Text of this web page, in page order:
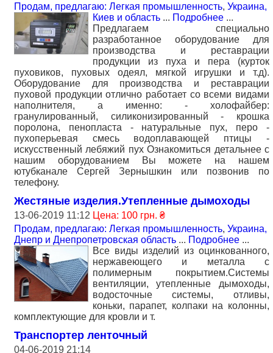
Продам, предлагаю: Легкая промышленность, Украина,
Киев и область ... Подробнее ...
Предлагаем специально
разработанное оборудование для
производства и реставрации
продукции из пуха и пера (курток
пуховиков, пуховых одеял, мягкой игрушки и т.д).
Оборудование для производства и реставрации
пуховой продукции отлично работает со всеми видами
наполнителя, а именно: - холофайбер:
гранулированный, силиконизированный - крошка
поролона, пенопласта - натуральные пух, перо -
пухоперьевая смесь водоплавающей птицы -
искусственный лебяжий пух Ознакомиться детальнее с
нашим оборудованием Вы можете на нашем
ютубканале Сергей Зернышкин или позвонив по
телефону.
Жестяные изделия.Утепленные дымоходы
13-06-2019 11:12 Цена: 100 грн. ₴
Продам, предлагаю: Легкая промышленность, Украина,
Днепр и Днепропетровская область ... Подробнее ...
Все виды изделий из оцинкованного,
нержавеющего и металла с
полимерным покрытием.Системы
вентиляции, утепленные дымоходы,
водосточные системы, отливы,
коньки, парапет, колпаки на колонны,
комплектующие для кровли и т.
Транспортер ленточный
04-06-2019 21:14